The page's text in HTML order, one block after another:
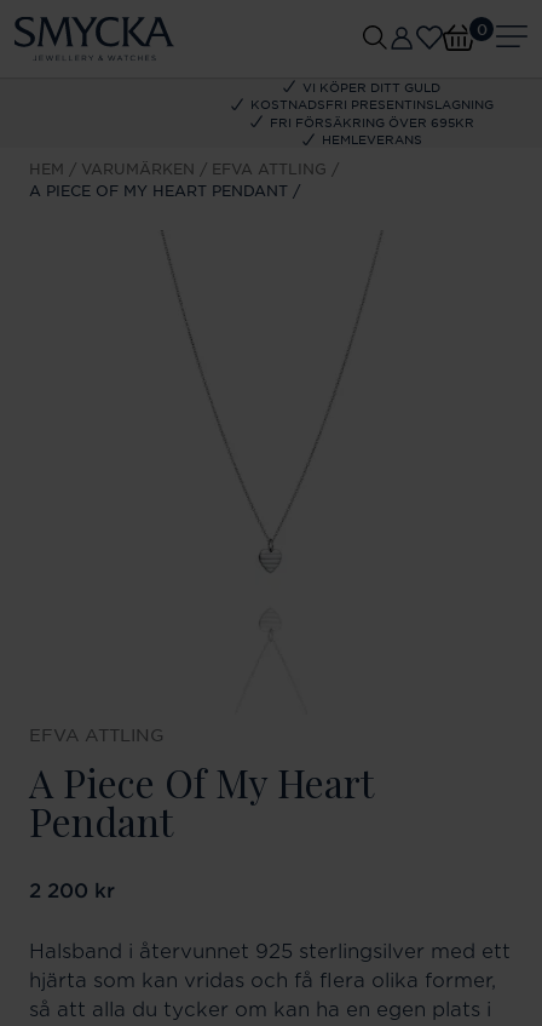
VI KÖPER DITT GULD
KOSTNADSFRI PRESENTINSLAGNING
FRI FÖRSÄKRING ÖVER 695KR
HEMLEVERANS
0
HEM VARUMÄRKEN
EFVA ATTLING
A PIECE OF MY HEART PENDANT
EFVA ATTLING
A Piece Of My Heart
Pendant
Pris:2 200 kr
2 200 kr
Halsband i återvunnet 925 sterlingsilver med ett
hjärta som kan vridas och få flera olika former,
så att alla du tycker om kan ha en egen plats i